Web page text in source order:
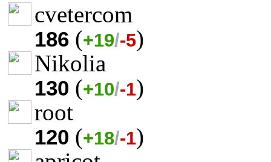
cvetercom
186 (+19/-5)
Nikolia
130 (+10/-1)
root
120 (+18/-1)